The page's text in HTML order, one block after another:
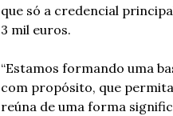
que só a credencial
3 mil euros.
“Estamos formando uma
com propósito, que
reúna de uma forma